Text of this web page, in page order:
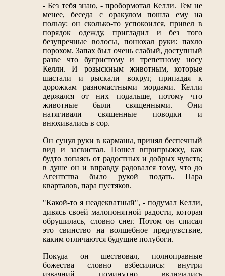
- Без тебя знаю, - пробормотал Келли. Тем не
менее, беседа с оракулом пошла ему на
пользу: он сколько-то успокоился, привел в
порядок одежду, пригладил и без того
безупречные волосы, понюхал руки: пахло
порохом. Запах был очень слабый, доступный
разве что бугристому и трепетному носу
Келли. И розыскным животным, которые
шастали и рыскали вокруг, припадая к
дорожкам разномастными мордами. Келли
держался от них подальше, потому что
животные были священными. Они
натягивали священные поводки и
внюхивались в сор.
Он сунул руки в карманы, принял беспечный
вид и засвистал. Пошел вприпрыжку, как
будто лопаясь от радостных и добрых чувств;
в душе он и вправду радовался тому, что до
Агентства было рукой подать. Пара
кварталов, пара пустяков.
"Какой-то я неадекватный", - подумал Келли,
дивясь своей малопонятной радости, которая
обрушилась, словно снег. Потом он списал
это свинство на волшебное предчувствие,
каким отличаются будущие полубоги.
Покуда он шествовал, полноправные
божества словно взбесились: внутри
изваяний поминутно включались